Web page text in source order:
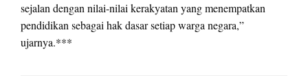
sejalan dengan nilai-nilai kerakyatan yang menempatkan
pendidikan sebagai hak dasar setiap warga negara,”
ujarnya.***